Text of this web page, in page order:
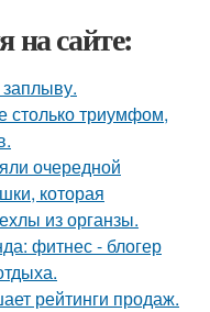
на сайте:
столько триумфом,
очередной
которая
из органзы.
фитнес - блогер
рейтинги продаж.